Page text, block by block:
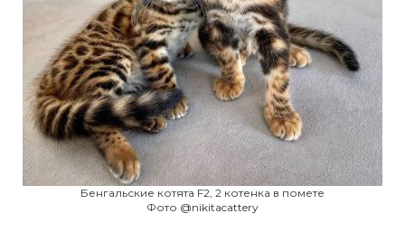
Бенгальские котята F2, 2 котенка в помете
Фото @nikitacattery